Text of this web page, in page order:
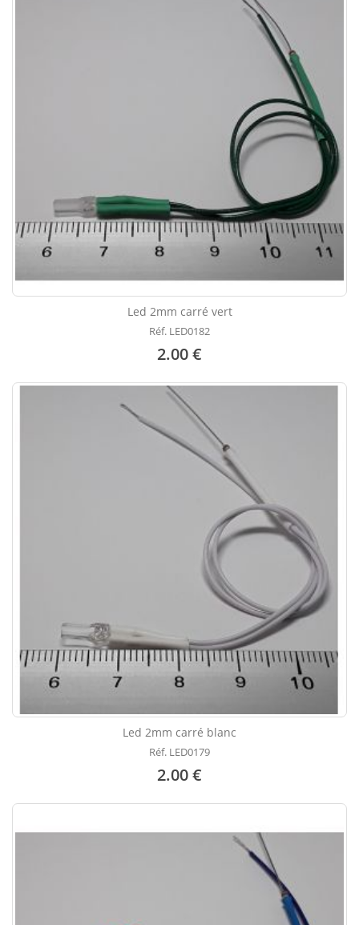
Led 2mm carré vert
Réf. LED0182
2.00 €
Led 2mm carré blanc
Réf. LED0179
2.00 €